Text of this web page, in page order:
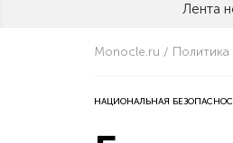
Лента
Monocle.ru Политика
НАЦИОНАЛЬНАЯ